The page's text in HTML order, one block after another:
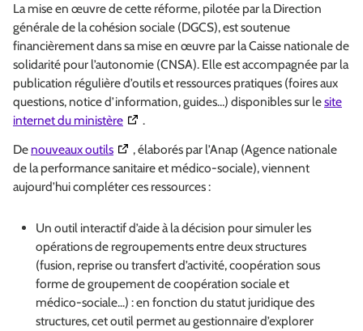
La mise en œuvre de cette réforme, pilotée par la Direction
générale de la cohésion sociale (DGCS), est soutenue
financièrement dans sa mise en œuvre par la Caisse nationale de
solidarité pour l’autonomie (CNSA). Elle est accompagnée par la
publication régulière d’outils et ressources pratiques (foires aux
questions, notice d’information, guides…) disponibles sur lesite
internet du ministère(Ouverture dans une nouvelle fenêtre)
.
De nouveaux outils(Ouverture dans une nouvelle fenêtre)
, élaborés par l’Anap (Agence nationale
de la performance sanitaire et médico-sociale), viennent
aujourd’hui compléter ces ressources :
Un outil interactif d’aide à la décision pour simuler les
opérations de regroupements entre deux structures
(fusion, reprise ou transfert d’activité, coopération sous
forme de groupement de coopération sociale et
médico-sociale...) : en fonction du statut juridique des
structures, cet outil permet au gestionnaire d’explorer